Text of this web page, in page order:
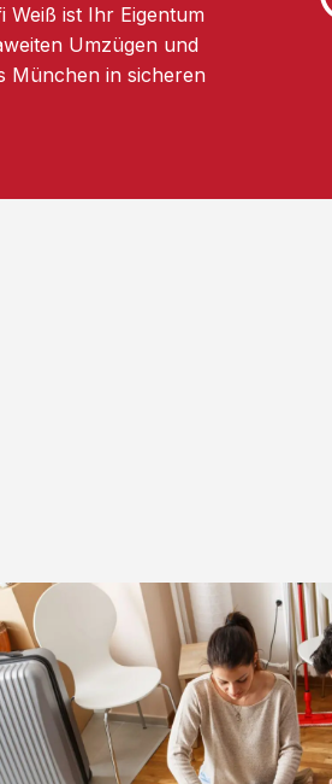
Weiß ist Ihr Eigentum
Umzügen und
München in sicheren